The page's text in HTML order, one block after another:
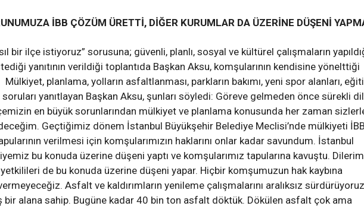
İBB ÇÖZÜM ÜRETTİ, DİĞER KURUMLAR DA ÜZERİNE DÜŞENİ
bir ilçe istiyoruz” sorusuna; güvenli, planlı, sosyal ve kültürel çalışmaların
yanıtının verildiği toplantıda Başkan Aksu, komşularının kendisine yönelttiği
Mülkiyet, planlama, yolların asfaltlanması, parkların bakımı, yeni spor alanları,
yanıtlayan Başkan Aksu, şunları söyledi: Göreve gelmeden önce sürekli
en büyük sorunlarından mülkiyet ve planlama konusunda her zaman
Geçtiğimiz dönem İstanbul Büyükşehir Belediye Meclisi’nde mülkiyeti
verilmesi için komşularımızın haklarını onlar kadar savundum. İstanbul
bu konuda üzerine düşeni yaptı ve komşularımız tapularına kavuştu. Dilerim
de bu konuda üzerine düşeni yapar. Hiçbir komşumuzun hak kaybına
Asfalt ve kaldırımların yenileme çalışmalarını aralıksız
bir alana sahip. Bugüne kadar 40 bin ton asfalt döktük. Dökülen asfalt çok ama